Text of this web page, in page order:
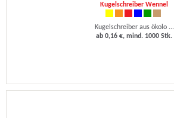
Kugelschreiber Wennel
Kugelschreiber aus ökolo ...
ab 0,16 €, mind. 1000 Stk.